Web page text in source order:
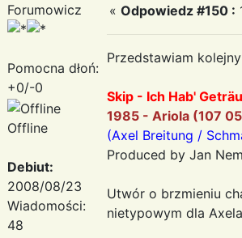
Forumowicz
Pomocna dłoń:
+0/-0
Offline
Debiut:
2008/08/23
Wiadomości:
48
« Odpowiedz #150 :
Przedstawiam
Skip - Ich Hab'
1985 - Ariola (107
(Axel Breitung /
Produced by Jan
Utwór o brzmieniu
nietypowym dla